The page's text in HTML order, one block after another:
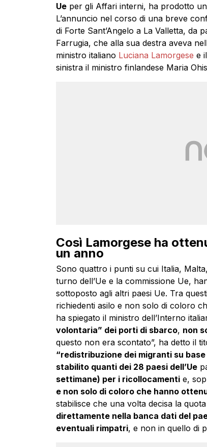
Ueper gli Affari interni, ha prodotto
L’annuncio nel corso di una breve
di Forte Sant’Angelo a La Valletta, da
Farrugia, che alla sua destra aveva
ministro italiano Luciana Lamorgese e
sinistra il ministro finlandese Maria
Così Lamorgese ha
un anno
Sono quattro i punti su cui Italia,
turno dell’Ue e la commissione Ue,
sottoposto agli altri paesi Ue. Tra
richiedenti asilo e non solo di coloro
ha spiegato il ministro dell’Interno
volontaria” dei porti di sbarco, non
questo non era scontato”, ha detto il
“redistribuzione dei migranti su
stabilito quanti dei 28 paesi dell’Ue
settimane) per i ricollocamentie,
e non solo di coloro che hanno
stabilisce che una volta decisa la
direttamente nella banca dati del
eventuali rimpatri, e non in quello di